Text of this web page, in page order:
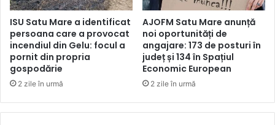
ISU Satu Mare a identificat
persoana care a provocat
incendiul din Gelu: focul a
pornit din propria
gospodărie
2 zile în urmă
AJOFM Satu Mare anunță
noi oportunități de
angajare: 173 de posturi în
județ și 134 în Spațiul
Economic European
2 zile în urmă